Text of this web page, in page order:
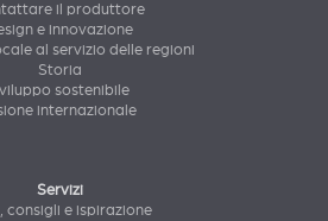
il produttore
e innovazione
al servizio delle regioni
Storia
sostenibile
internazionale
Servizi
consigli e ispirazione